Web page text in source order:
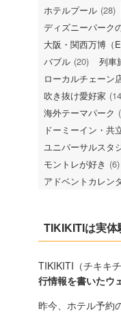
ホテルプール (28)
ディズニーパーク
大阪・関西万博（
バブル (20) 列車
ローカルチェーン
吹き抜け愛好家
海外テーマパーク
ドーミーイン・共
ユニバーサルスタ
モントレが好き (6)
アドベントカレン
TIKIKITIは実体
TIKIKITI（チキキ
行情報を書いたウ
昨今、ホテル予約